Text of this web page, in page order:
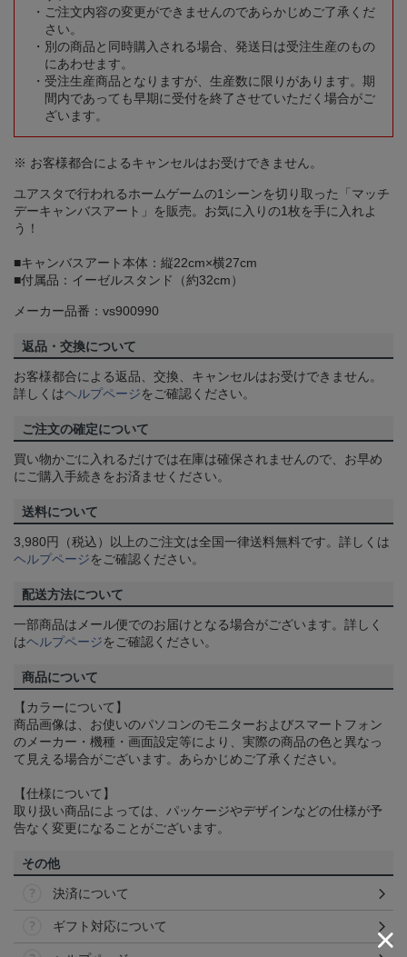
ご注文内容の変更ができませんのであらかじめご了承くだ
さい。
別の商品と同時購入される場合、発送日は受注生産のもの
にあわせます。
受注生産商品となりますが、生産数に限りがあります。期
間内であっても早期に受付を終了させていただく場合がご
ざいます。
※ お客様都合によるキャンセルはお受けできません。
ユアスタで行われるホームゲームの1シーンを切り取った「マッチ
デーキャンバスアート」を販売。お気に入りの1枚を手に入れよ
う！
■キャンバスアート本体：縦22cm×横27cm
■付属品：イーゼルスタンド（約32cm）
メーカー品番：vs900990
返品・交換について
お客様都合による返品、交換、キャンセルはお受けできません。
詳しくはヘルプページをご確認ください。
ご注文の確定について
買い物かごに入れるだけでは在庫は確保されませんので、お早め
にご購入手続きをお済ませください。
送料について
3,980円（税込）以上のご注文は全国一律送料無料です。詳しくは
ヘルプページをご確認ください。
配送方法について
一部商品はメール便でのお届けとなる場合がございます。詳しく
はヘルプページをご確認ください。
商品について
【カラーについて】
商品画像は、お使いのパソコンのモニターおよびスマートフォン
のメーカー・機種・画面設定等により、実際の商品の色と異なっ
て見える場合がございます。あらかじめご了承ください。
【仕様について】
取り扱い商品によっては、パッケージやデザインなどの仕様が予
告なく変更になることがございます。
その他
決済について
ギフト対応について